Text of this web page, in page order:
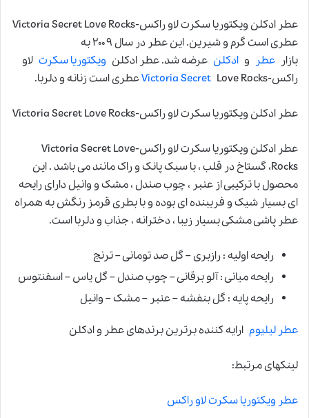
عطر ادکلن ویکتوریا سکرت لاو راکس-Victoria Secret Love Rocks
عطری است گرم و شیرین. این عطر در سال ۲۰۰۹ به
بازار عطر و ادکلن عرضه شد. عطر ادکلن ویکتوریا سکرت لاو
راکس-
Victoria Secret Love Rocks عطری است زنانه و دلربا.
عطر ادکلن ویکتوریا سکرت لاو راکس-Victoria Secret Love Rocks
عطر ادکلن ویکتوریا سکرت لاو راکس-Victoria Secret Love
Rocks، گستاخ در قلب ، با سبک پانک و راک مانند می باشد . این
محصول با ترکیبی از عنبر ، چوب صندل ، مشک و وانیل دارای رایحه
ای بسیار شیک و فریبنده ای بوده و با بطری قرمز رنگش به همراه
عطر پاشی مشکی بسیار زیبا ، دخترانه ، جذاب و دلربا است.
رایحه اولیه : رازبری – گل صد تومانی – ترنج
رایحه میانی : آلو برقانی – چوب صندل – گل یاس – اسفنتوس
رایحه پایه : گل بنفشه – عنبر – مشک – وانیل
عطر لیلیوم ارایه کننده برترین برندهای عطر و ادکلن
لینکهای مرتبط:
عطر ویکتوریا سکرت لاو راکس